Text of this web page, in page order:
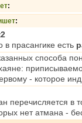
:
:
в прасангике есть
способа
- которое
перечисляется в
нет атмана -